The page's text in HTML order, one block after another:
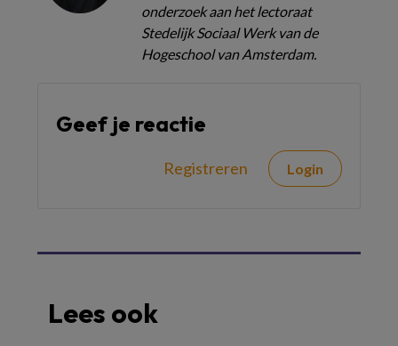
onderzoek aan het lectoraat
Stedelijk Sociaal Werk van de
Hogeschool van Amsterdam.
Geef je reactie
Registreren Login
Lees ook